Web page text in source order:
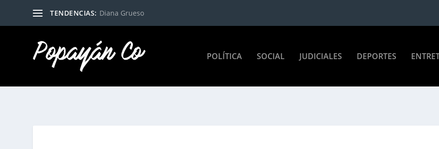
TENDENCIAS: Diana Grueso
POLÍTICA SOCIAL JUDICIALES DEPORTES